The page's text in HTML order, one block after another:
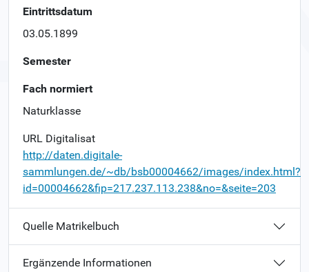
Eintrittsdatum
03.05.1899
Semester
Fach normiert
Naturklasse
URL Digitalisat
http://daten.digitale-
sammlungen.de/~db/bsb00004662/images/index.html?
id=00004662&fip=217.237.113.238&no=&seite=203
Quelle Matrikelbuch
Ergänzende Informationen